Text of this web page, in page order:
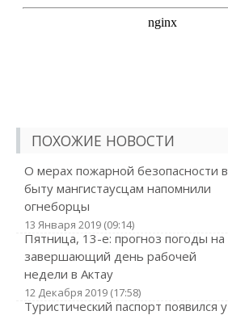
ПОХОЖИЕ НОВОСТИ
О мерах пожарной безопасности в
быту мангистаусцам напомнили
огнеборцы
13 Января 2019 (09:14)
Пятница, 13-е: прогноз погоды на
завершающий день рабочей
недели в Актау
12 Декабря 2019 (17:58)
Туристический паспорт появился у